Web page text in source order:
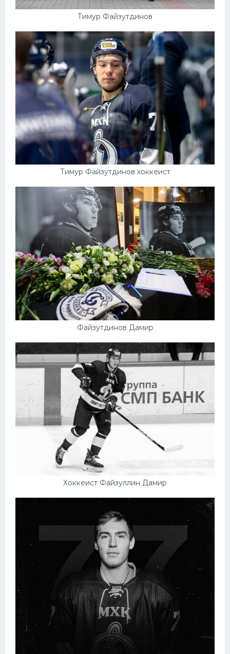
Тимур Файзутдинов
Тимур Файзутдинов хоккеист
Файзутдинов Дамир
Хоккеист Файзуллин Дамир